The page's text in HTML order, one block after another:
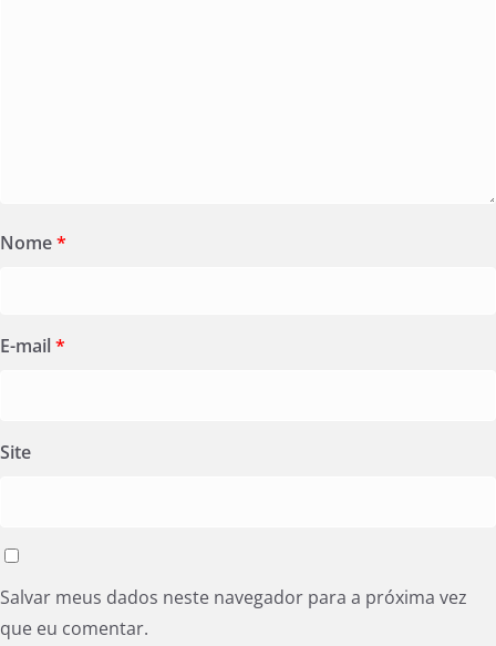
Nome*
E-mail*
Site
Salvar meus dados neste navegador para a próxima vez
que eu comentar.